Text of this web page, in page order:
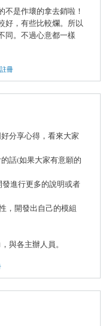
不是作壞的拿去銷啦！
好，有些比較爛。所以
同。不過心意都一樣
註冊
分享心得，看來大家
話(如果大家有意願的
進行更多的說明或者
，開發出自己的模組
與各主辦人員。